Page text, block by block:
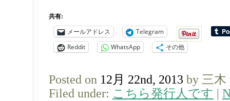
共有:
メールアドレス
Telegram
Reddit
WhatsApp その他
Posted on 12月 22nd, 2013 by 三木
Filed under: こちら発行人です |